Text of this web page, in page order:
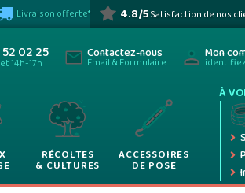
Livraison offerte* 4.8/5Satisfaction de nos
02 25
14h-17h
Contactez-nous
Email & Formulaire
Mon
RÉCOLTES
& CULTURES
ACCESSOIRES
DE POSE
À